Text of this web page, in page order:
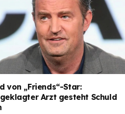
von „Friends“-Star:
Arzt gesteht Schuld